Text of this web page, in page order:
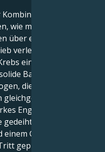
ist Ihre
wie man Dinge in die
über eine ruhige
verleiht Ihrer
ein starkes Gefühl
Basis. Sie fühlen
die dehnbar und
Engagement
gut in einem
Gefühl der
geprägt ist.